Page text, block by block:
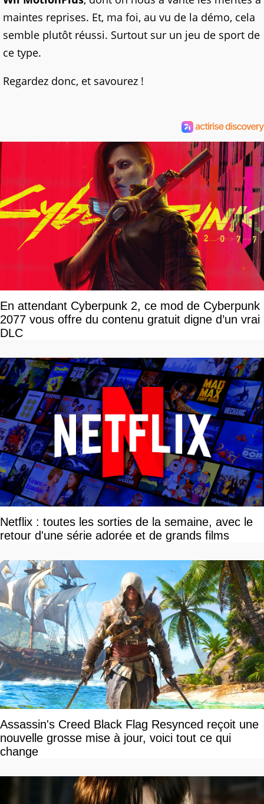
maintes reprises. Et, ma foi, au vu de la démo, cela
semble plutôt réussi. Surtout sur un jeu de sport de
ce type.
Regardez donc, et savourez !
En attendant Cyberpunk 2, ce mod de Cyberpunk
2077 vous offre du contenu gratuit digne d’un vrai
DLC
Netflix : toutes les sorties de la semaine, avec le
retour d'une série adorée et de grands films
Assassin's Creed Black Flag Resynced reçoit une
nouvelle grosse mise à jour, voici tout ce qui
change